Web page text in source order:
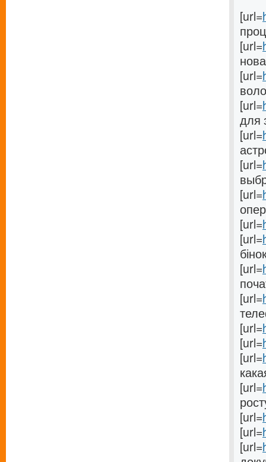
[url=
[url=
[url=
[url=
для
[url=
[url=
[url=
[url=
[url=
[url=
[url=
[url=
[url=
[url=
[url=
[url=
[url=
[url=